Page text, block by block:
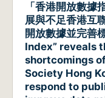
「香港開放數據
展與不足香港互
開放數據並完善
Index” reveals
shortcomings
Society Hong
respond to